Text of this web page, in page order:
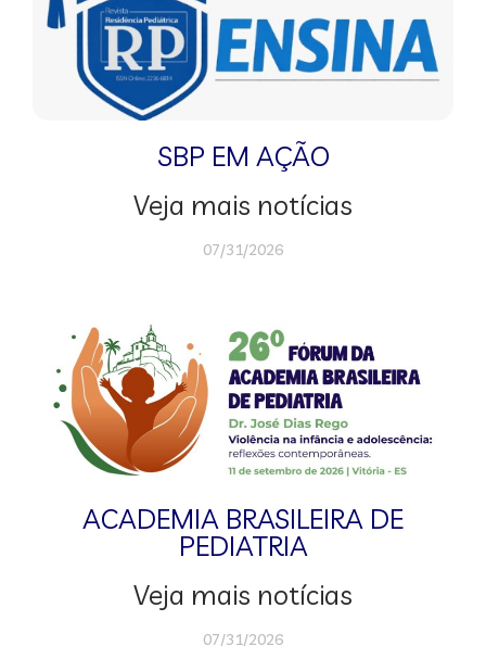
SBP EM AÇÃO
Veja mais notícias
07/31/2026
ACADEMIA BRASILEIRA DE
PEDIATRIA
Veja mais notícias
07/31/2026